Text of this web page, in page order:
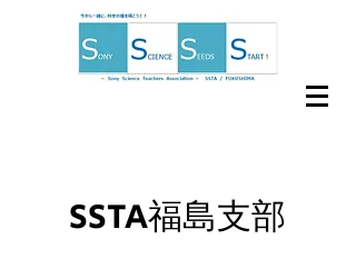
SSTA福島支部